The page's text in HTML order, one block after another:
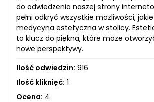
do odwiedzenia naszej strony
pełni odkryć wszystkie możliwości,
medycyna estetyczna w stolicy.
to klucz do piękna, które może
nowe perspektywy.
Ilość odwiedzin: 916
Ilość kliknięć: 1
Ocena: 4